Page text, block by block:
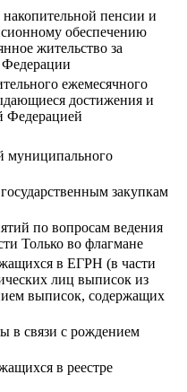
пенсии и
обеспечению
жительство за
Федерации
ежемесячного
достижения и
Федерацией
муниципального
закупкам
по вопросам ведения
Только во флагмане
в ЕГРН (в части
лиц выписок из
выписок, содержащих
в связи с рождением
в реестре